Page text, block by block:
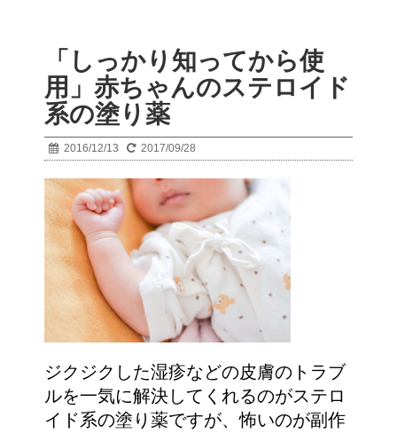
「しっかり知ってから使
用」赤ちゃんのステロイド
系の塗り薬
2016/12/13 2017/09/28
ジクジクした湿疹などの皮膚のトラブ
ルを一気に解決してくれるのがステロ
イド系の塗り薬ですが、怖いのが副作